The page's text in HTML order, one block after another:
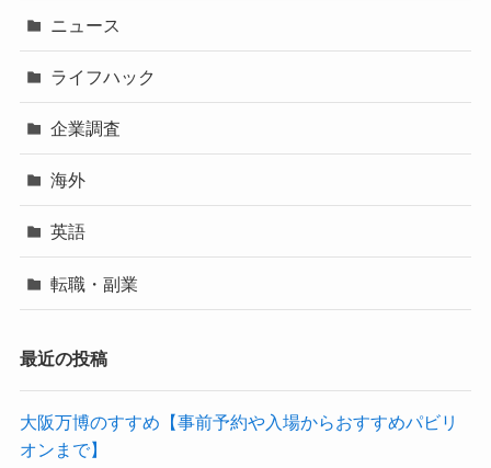
ニュース
ライフハック
企業調査
海外
英語
転職・副業
最近の投稿
大阪万博のすすめ【事前予約や入場からおすすめパビリ
オンまで】